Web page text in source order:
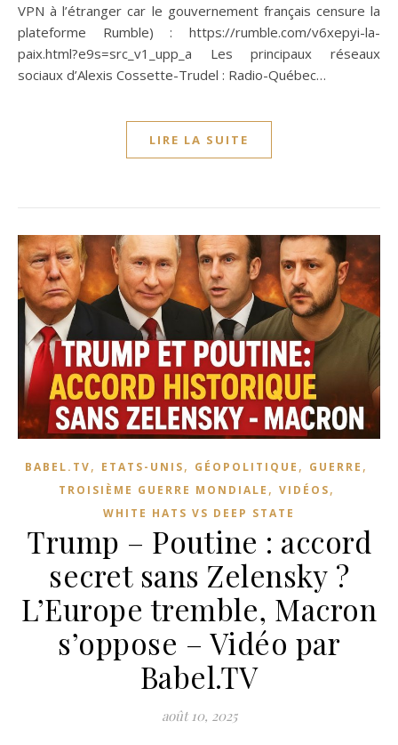
VPN à l’étranger car le gouvernement français censure la
plateforme Rumble) : https://rumble.com/v6xepyi-la-
paix.html?e9s=src_v1_upp_a Les principaux réseaux
sociaux d’Alexis Cossette-Trudel : Radio-Québec…
LIRE LA SUITE
BABEL.TV, ETATS-UNIS, GÉOPOLITIQUE , GUERRE ,
TROISIÈME GUERRE MONDIALE , VIDÉOS,
WHITE HATS VS DEEP STATE
Trump – Poutine : accord
secret sans Zelensky ?
L’Europe tremble, Macron
s’oppose – Vidéo par
Babel.TV
août 10, 2025